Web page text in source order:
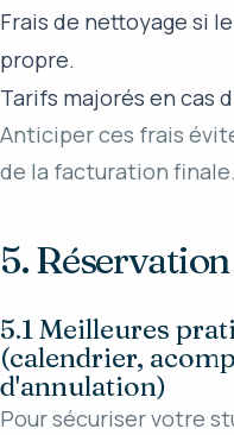
Frais de nettoyage si
propre.
Tarifs majorés en cas
Anticiper ces frais
de la facturation finale.
5.
5.1 Meilleures
(calendrier,
d'annulation)
Pour sécuriser votre